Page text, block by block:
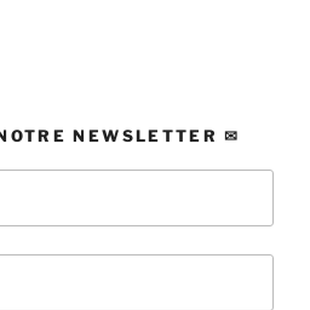
NEWSLETTER ✉